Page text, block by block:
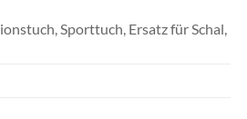
Sporttuch, Ersatz für Schal,